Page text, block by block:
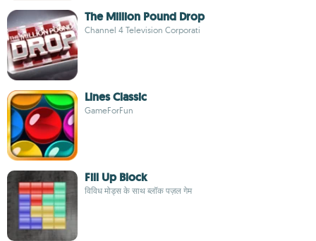
The Million Pound Drop
Channel 4 Television Corporati
Lines Classic
GameForFun
Fill Up Block
विविध मोड्स के साथ ब्लॉक पज़ल गेम